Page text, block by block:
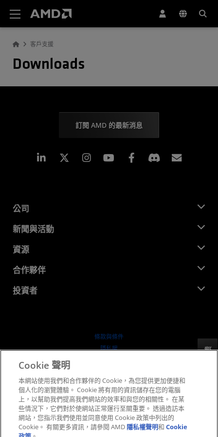
客戶支援
Downloads
訂閱 AMD 的最新消息
Linkedin Instagram Facebook
公司
關於 AMD
企業責任
招聘
聯絡我們
新聞與活動
新聞室
媒體庫
資源
開發者中心
案例研究
合作夥伴
AMD 合作夥伴中心
投資者
條款與條件
隱私權
公平公開競爭
英國稅務策略
Cookie 政策
Cookie 設定
反馈
Cookie 聲明
本網站使用我們和合作夥伴的 Cookie，為您提供更加便捷和
個人化的瀏覽體驗。 Cookie 將有用的資訊儲存在您的電腦
上，以幫助我們提高我們網站的效率和與您的相關性。 在某
些情況下，它們對於使網站正常運行至關重要。 透過造訪本
網站，您指示我們使用並同意使用 Cookie 政策中列出的
Cookie。 有關更多資訊，請參閱 AMD 隱私權聲明和Cookie